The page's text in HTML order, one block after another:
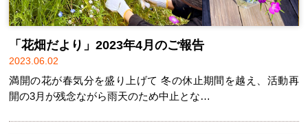
「花畑だより」2023年4月のご報告
2023.06.02
満開の花が春気分を盛り上げて 冬の休止期間を越え、活動再
開の3月が残念ながら雨天のため中止とな…